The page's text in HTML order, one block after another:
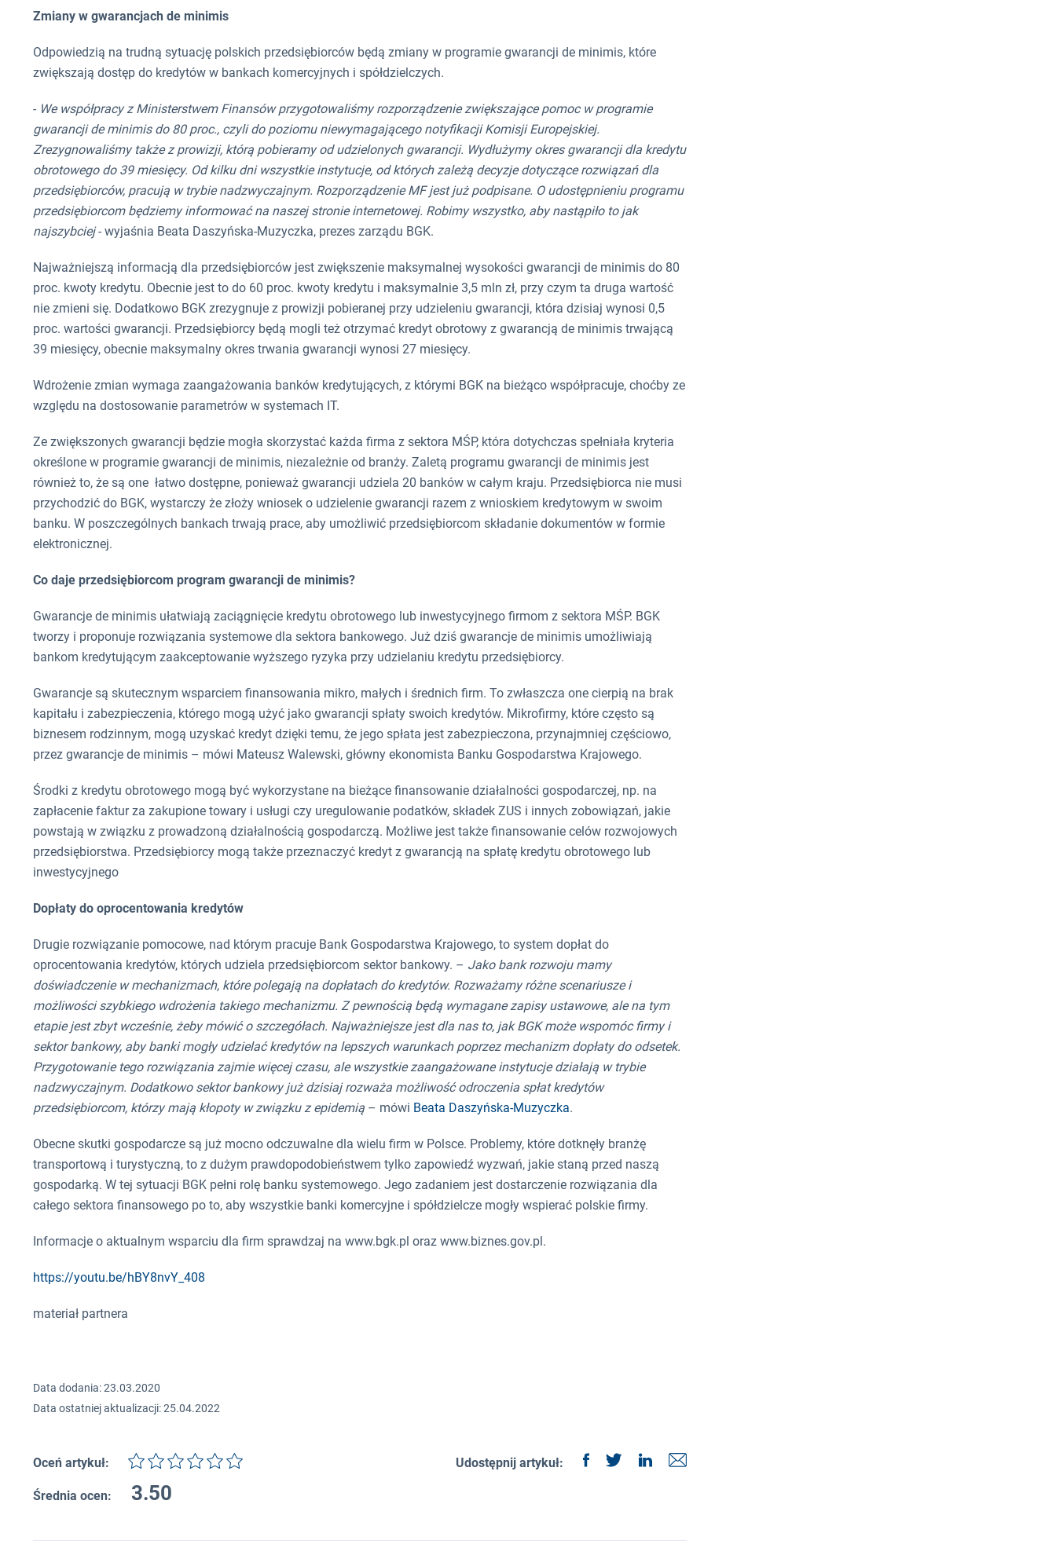
Zmiany w gwarancjach de minimis
Odpowiedzią na trudną sytuację polskich przedsiębiorców będą zmiany w programie gwarancji de minimis, które
zwiększają dostęp do kredytów w bankach komercyjnych i spółdzielczych.
- We współpracy z Ministerstwem Finansów przygotowaliśmy rozporządzenie zwiększające pomoc w programie
gwarancji de minimis do 80 proc., czyli do poziomu niewymagającego notyfikacji Komisji Europejskiej.
Zrezygnowaliśmy także z prowizji, którą pobieramy od udzielonych gwarancji. Wydłużymy okres gwarancji dla kredytu
obrotowego do 39 miesięcy. Od kilku dni wszystkie instytucje, od których zależą decyzje dotyczące rozwiązań dla
przedsiębiorców, pracują w trybie nadzwyczajnym. Rozporządzenie MF jest już podpisane. O udostępnieniu programu
przedsiębiorcom będziemy informować na naszej stronie internetowej. Robimy wszystko, aby nastąpiło to jak
najszybciej- wyjaśnia Beata Daszyńska-Muzyczka, prezes zarządu BGK.
Najważniejszą informacją dla przedsiębiorców jest zwiększenie maksymalnej wysokości gwarancji de minimis do 80
proc. kwoty kredytu. Obecnie jest to do 60 proc. kwoty kredytu i maksymalnie 3,5 mln zł, przy czym ta druga wartość
nie zmieni się. Dodatkowo BGK zrezygnuje z prowizji pobieranej przy udzieleniu gwarancji, która dzisiaj wynosi 0,5
proc. wartości gwarancji. Przedsiębiorcy będą mogli też otrzymać kredyt obrotowy z gwarancją de minimis trwającą
39 miesięcy, obecnie maksymalny okres trwania gwarancji wynosi 27 miesięcy.
Wdrożenie zmian wymaga zaangażowania banków kredytujących, z którymi BGK na bieżąco współpracuje, choćby ze
względu na dostosowanie parametrów w systemach IT.
Ze zwiększonych gwarancji będzie mogła skorzystać każda firma z sektora MŚP, która dotychczas spełniała kryteria
określone w programie gwarancji de minimis, niezależnie od branży. Zaletą programu gwarancji de minimis jest
również to, że są one łatwo dostępne, ponieważ gwarancji udziela 20 banków w całym kraju. Przedsiębiorca nie musi
przychodzić do BGK, wystarczy że złoży wniosek o udzielenie gwarancji razem z wnioskiem kredytowym w swoim
banku. W poszczególnych bankach trwają prace, aby umożliwić przedsiębiorcom składanie dokumentów w formie
elektronicznej.
Co daje przedsiębiorcom program gwarancji de minimis?
Gwarancje de minimis ułatwiają zaciągnięcie kredytu obrotowego lub inwestycyjnego firmom z sektora MŚP. BGK
tworzy i proponuje rozwiązania systemowe dla sektora bankowego. Już dziś gwarancje de minimis umożliwiają
bankom kredytującym zaakceptowanie wyższego ryzyka przy udzielaniu kredytu przedsiębiorcy.
Gwarancje są skutecznym wsparciem finansowania mikro, małych i średnich firm. To zwłaszcza one cierpią na brak
kapitału i zabezpieczenia, którego mogą użyć jako gwarancji spłaty swoich kredytów. Mikrofirmy, które często są
biznesem rodzinnym, mogą uzyskać kredyt dzięki temu, że jego spłata jest zabezpieczona, przynajmniej częściowo,
przez gwarancje de minimis – mówi Mateusz Walewski, główny ekonomista Banku Gospodarstwa Krajowego.
Środki z kredytu obrotowego mogą być wykorzystane na bieżące finansowanie działalności gospodarczej, np. na
zapłacenie faktur za zakupione towary i usługi czy uregulowanie podatków, składek ZUS i innych zobowiązań, jakie
powstają w związku z prowadzoną działalnością gospodarczą. Możliwe jest także finansowanie celów rozwojowych
przedsiębiorstwa. Przedsiębiorcy mogą także przeznaczyć kredyt z gwarancją na spłatę kredytu obrotowego lub
inwestycyjnego
Dopłaty do oprocentowania kredytów
Drugie rozwiązanie pomocowe, nad którym pracuje Bank Gospodarstwa Krajowego, to system dopłat do
oprocentowania kredytów, których udziela przedsiębiorcom sektor bankowy. – Jako bank rozwoju mamy
doświadczenie w mechanizmach, które polegają na dopłatach do kredytów. Rozważamy różne scenariusze i
możliwości szybkiego wdrożenia takiego mechanizmu. Z pewnością będą wymagane zapisy ustawowe, ale na tym
etapie jest zbyt wcześnie, żeby mówić o szczegółach. Najważniejsze jest dla nas to, jak BGK może wspomóc firmy i
sektor bankowy, aby banki mogły udzielać kredytów na lepszych warunkach poprzez mechanizm dopłaty do odsetek.
Przygotowanie tego rozwiązania zajmie więcej czasu, ale wszystkie zaangażowane instytucje działają w trybie
nadzwyczajnym. Dodatkowo sektor bankowy już dzisiaj rozważa możliwość odroczenia spłat kredytów
przedsiębiorcom, którzy mają kłopoty w związku z epidemią – mówi Beata Daszyńska-Muzyczka.
Obecne skutki gospodarcze są już mocno odczuwalne dla wielu firm w Polsce. Problemy, które dotknęły branżę
transportową i turystyczną, to z dużym prawdopodobieństwem tylko zapowiedź wyzwań, jakie staną przed naszą
gospodarką. W tej sytuacji BGK pełni rolę banku systemowego. Jego zadaniem jest dostarczenie rozwiązania dla
całego sektora finansowego po to, aby wszystkie banki komercyjne i spółdzielcze mogły wspierać polskie firmy.
Informacje o aktualnym wsparciu dla firm sprawdzaj na www.bgk.pl oraz www.biznes.gov.pl.
https://youtu.be/hBY8nvY_408
materiał partnera
Data dodania: 23.03.2020
Data ostatniej aktualizacji: 25.04.2022
Oceń artykuł:
Średnia ocen: 3.50
Udostępnij artykuł: